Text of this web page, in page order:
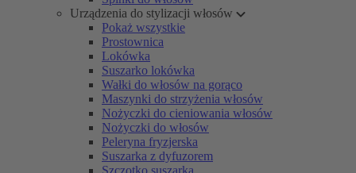
Urządzenia do stylizacji włosów
Pokaż wszystkie
Prostownica
Lokówka
Suszarko lokówka
Wałki do włosów na gorąco
Maszynki do strzyżenia włosów
Nożyczki do cieniowania włosów
Nożyczki do włosów
Peleryna fryzjerska
Suszarka z dyfuzorem
Szczotko suszarka